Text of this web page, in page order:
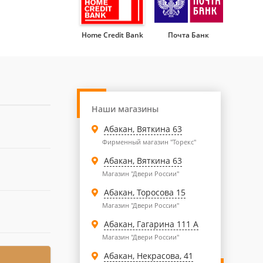
Home Credit Bank Почта Банк
Наши магазины
Абакан, Вяткина 63
Фирменный магазин "Торекс"
Абакан, Вяткина 63
Магазин "Двери России"
Абакан, Торосова 15
Магазин "Двери России"
Абакан, Гагарина 111 А
Магазин "Двери России"
Абакан, Некрасова, 41